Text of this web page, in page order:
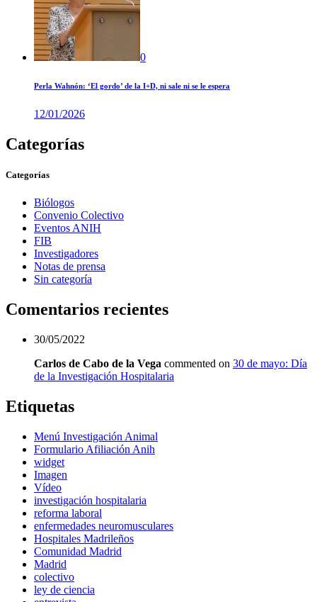
0
Perla Wahnón: ‘El gordo’ de la I+D, ni sale ni se le espera
12/01/2026
Categorías
Categorías
Biólogos
Convenio Colectivo
Eventos ANIH
FIB
Investigadores
Notas de prensa
Sin categoría
Comentarios recientes
30/05/2022
Carlos de Cabo de la Vega commented on 30 de mayo: Día
de la Investigación Hospitalaria
Etiquetas
Menú Investigación Animal
Formulario Afiliación Anih
widget
Imagen
Vídeo
investigación hospitalaria
reforma laboral
enfermedades neuromusculares
Hospitales Madrileños
Comunidad Madrid
Madrid
colectivo
ley de ciencia